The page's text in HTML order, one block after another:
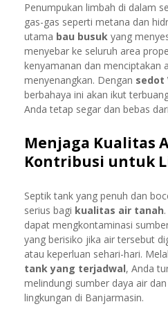
Penumpukan limbah di dalam
gas-gas seperti metana dan
utama bau busuk yang
menyebar ke seluruh area
kenyamanan dan menciptakan
menyenangkan. Dengan sedot
berbahaya ini akan ikut
Anda tetap segar dan bebas
Menjaga Kualitas
Kontribusi untuk
Septik tank yang penuh dan
serius bagi kualitas air tanah
dapat mengkontaminasi
yang berisiko jika air tersebut
atau keperluan sehari-hari.
tank yang terjadwal, Anda
melindungi sumber daya air
lingkungan di Banjarmasin.